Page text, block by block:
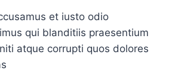
et iusto odio
qui blanditiis praesentium
atque corrupti quos dolores